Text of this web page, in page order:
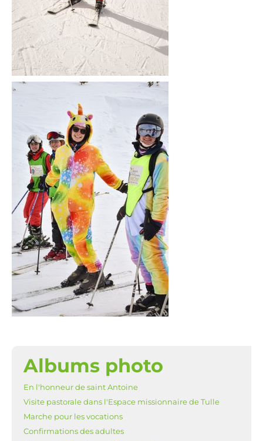
NAVIGATION
Albums photo
En l'honneur de saint Antoine
Visite pastorale dans l'Espace missionnaire de Tulle
Marche pour les vocations
Confirmations des adultes